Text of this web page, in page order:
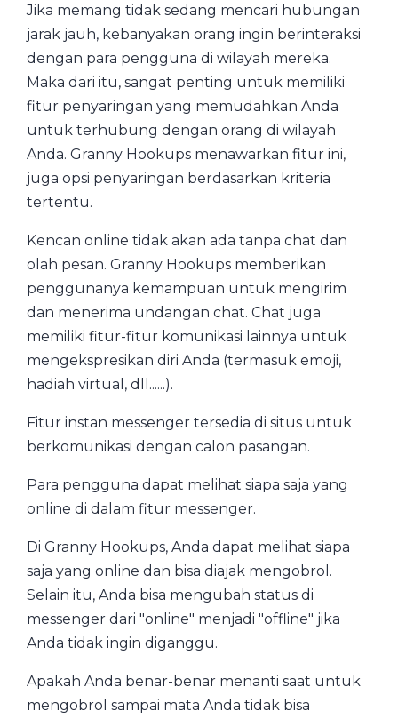
Jika memang tidak sedang mencari hubungan
jarak jauh, kebanyakan orang ingin berinteraksi
dengan para pengguna di wilayah mereka.
Maka dari itu, sangat penting untuk memiliki
fitur penyaringan yang memudahkan Anda
untuk terhubung dengan orang di wilayah
Anda. Granny Hookups menawarkan fitur ini,
juga opsi penyaringan berdasarkan kriteria
tertentu.
Kencan online tidak akan ada tanpa chat dan
olah pesan. Granny Hookups memberikan
penggunanya kemampuan untuk mengirim
dan menerima undangan chat. Chat juga
memiliki fitur-fitur komunikasi lainnya untuk
mengekspresikan diri Anda (termasuk emoji,
hadiah virtual, dll......).
Fitur instan messenger tersedia di situs untuk
berkomunikasi dengan calon pasangan.
Para pengguna dapat melihat siapa saja yang
online di dalam fitur messenger.
Di Granny Hookups, Anda dapat melihat siapa
saja yang online dan bisa diajak mengobrol.
Selain itu, Anda bisa mengubah status di
messenger dari "online" menjadi "offline" jika
Anda tidak ingin diganggu.
Apakah Anda benar-benar menanti saat untuk
mengobrol sampai mata Anda tidak bisa